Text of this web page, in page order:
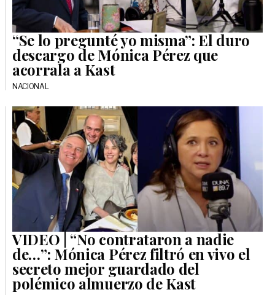
“Se lo pregunté yo misma”: El duro
descargo de Mónica Pérez que
acorrala a Kast
NACIONAL
VIDEO | “No contrataron a nadie
de…”: Mónica Pérez filtró en vivo el
secreto mejor guardado del
polémico almuerzo de Kast